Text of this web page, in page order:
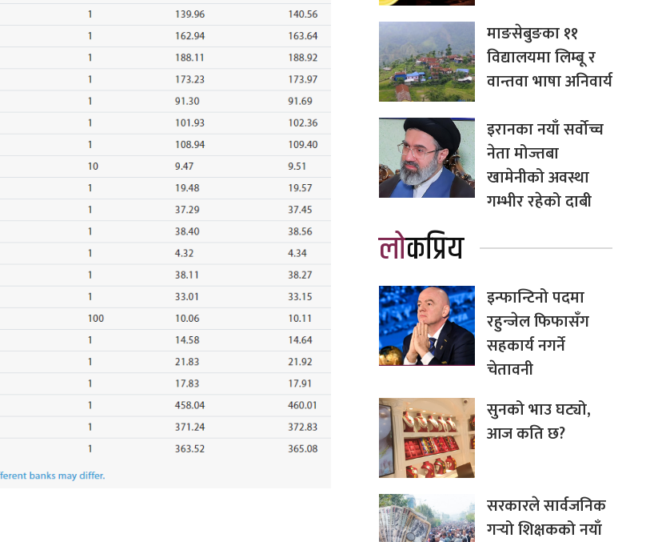
माङसेबुङका ११
विद्यालयमा लिम्बू र
वान्तवा भाषा अनिवार्य
इरानका नयाँ सर्वोच्च
नेता मोज्तबा
खामेनीको अवस्था
गम्भीर रहेको दाबी
लोकप्रिय
इन्फान्टिनो पदमा
रहुन्जेल फिफासँग
सहकार्य नगर्ने
चेतावनी
सुनको भाउ घट्यो,
आज कति छ?
सरकारले सार्वजनिक
गर्‍यो शिक्षकको नयाँ